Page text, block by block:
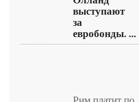
выступают
за
евробонды. ...